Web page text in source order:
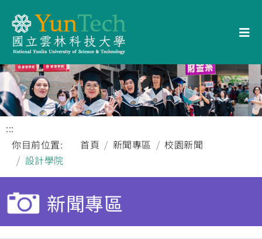
:::
你目前位置:
首頁 新聞專區
校園新聞
設計學院
新聞專區